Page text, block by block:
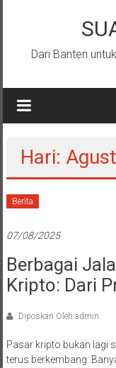
Dari Banten
Hari:
Berita
07/08/2025
Berbagai
Kripto: Dari
Diposkan Oleh:admin
Pasar kripto bukan lagi
terus berkembang.